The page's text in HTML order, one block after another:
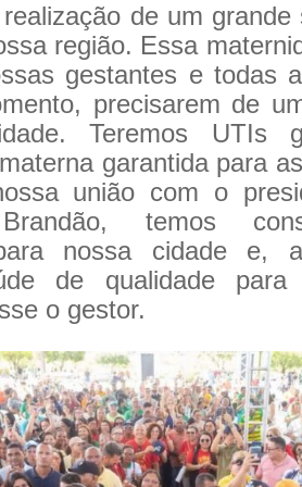
de um
região. Essa
gestantes e todas
precisarem de
Teremos UTIs
garantida para
união com o
temos
nossa cidade e,
de qualidade
o gestor.